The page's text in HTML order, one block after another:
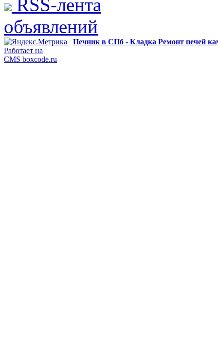
RSS-лента
объявлений
Печник в СПб - Кладка Ремонт печей
Работает на
CMS boxcode.ru